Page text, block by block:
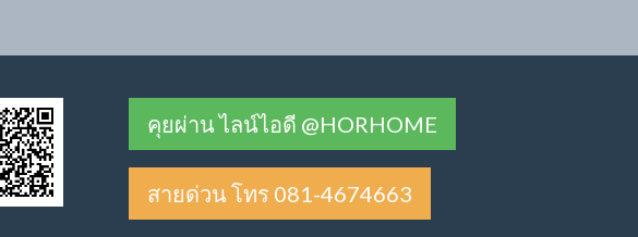
คุยผ่าน ไลน์ไอดี @HORHOME
สายด่วน โทร 081-4674663